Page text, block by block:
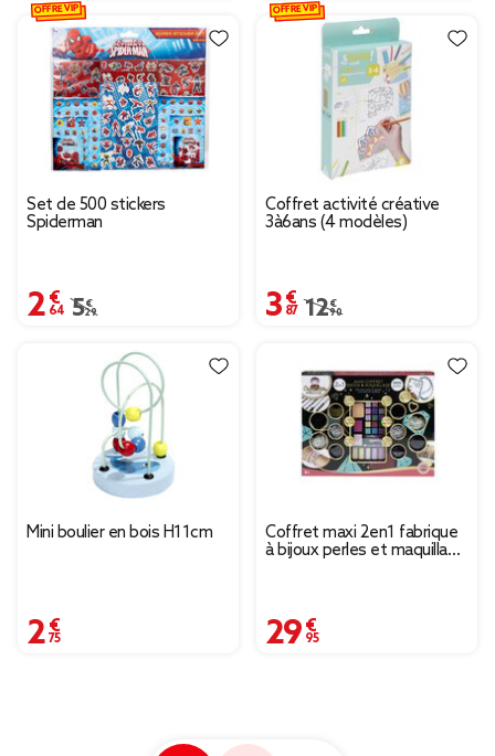
Set de 500 stickers
Spiderman
2,64 €
Prix remisé de 5,29 € à 2,64 €
5,29 €
OFFRE VIP
Coffret activité créative
3à6ans (4 modèles)
3,87 €
Prix remisé de 12,90 €
12,90 €
OFFRE VIP
Mini boulier en bois H11cm
2,75 €
Coffret maxi 2en1 fabrique
à bijoux perles et maquillage
29,95 €